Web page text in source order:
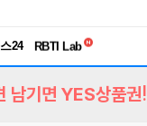
24
RBTI Lab
독서유형검사
남기면 YES상품권!